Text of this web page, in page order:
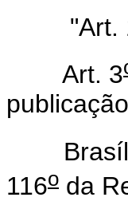
"Art.
Art. 3
116o da